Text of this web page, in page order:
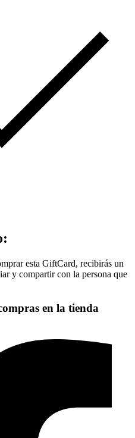
:
esta GiftCard, recibirás un
y compartir con la persona que
en la tienda